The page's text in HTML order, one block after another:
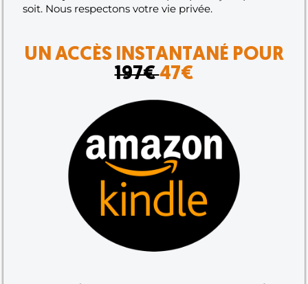
soit. Nous respectons votre vie privée.
UN ACCÈS INSTANTANÉ POUR
197€47€